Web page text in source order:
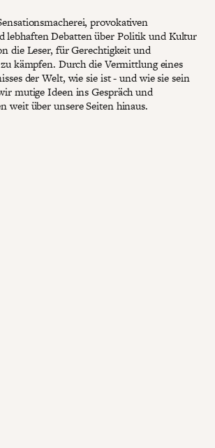
provokativen
lebhaften Debatten über Politik und Kultur
die Leser, für Gerechtigkeit und
kämpfen. Durch die Vermittlung eines
der Welt, wie sie ist - und wie sie sein
mutige Ideen ins Gespräch und
weit über unsere Seiten hinaus.